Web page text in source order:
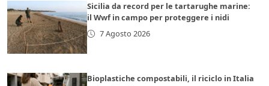
Sicilia da record per le tartarughe marine:
il Wwf in campo per proteggere i nidi
7 Agosto 2026
Bioplastiche compostabili, il riciclo in Italia